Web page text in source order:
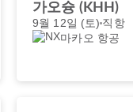
가오슝 (KHH)
9월 12일 (토) 직항
마카오 항공